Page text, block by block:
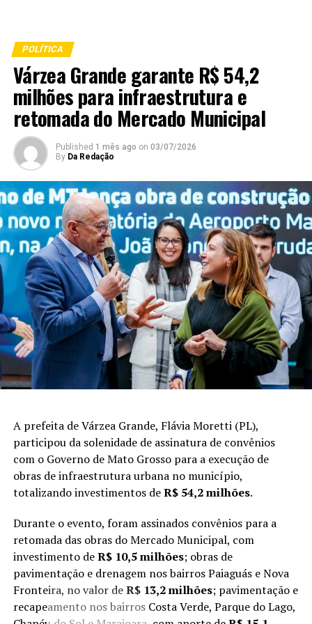
POLÍTICA
Várzea Grande garante R$ 54,2
milhões para infraestrutura e
retomada do Mercado Municipal
Published 1 mês ago on 03/07/2026
By Da Redação
A prefeita de Várzea Grande, Flávia Moretti (PL),
participou da solenidade de assinatura de convênios
com o Governo de Mato Grosso para a execução de
obras de infraestrutura urbana no município,
totalizando investimentos deR$ 54,2 milhões.
Durante o evento, foram assinados convênios para a
retomada das obras do Mercado Municipal, com
investimento deR$ 10,5 milhões; obras de
pavimentação e drenagem nos bairros Paiaguás e Nova
Fronteira, no valor deR$ 13,2 milhões; pavimentação e
recapeamento nos bairros Costa Verde, Parque do Lago,